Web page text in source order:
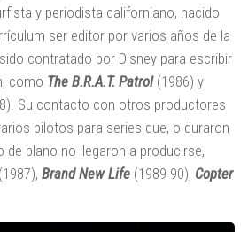
y periodista californiano, nacido
ser editor por varios años de la
contratado por Disney para escribir
como The B.R.A.T. Patrol(1986) y
Su contacto con otros productores
pilotos para series que, o duraron
plano no llegaron a producirse,
Brand New Life (1989-90), Copter